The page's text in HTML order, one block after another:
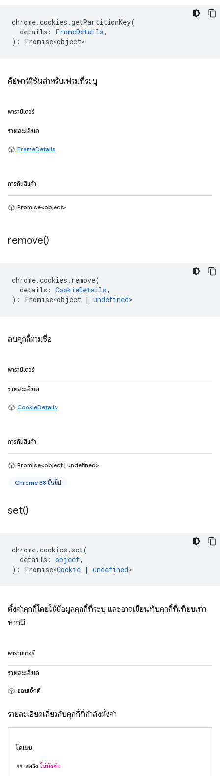
chrome.cookies .getPartitionKey(
details : FrameDetails,
) : Promise<object>
คีย์พาร์ติชันสำหรับเฟรมที่ระบุ
พารามิเตอร์
รายละเอียด
FrameDetails
การคืนสินค้า
Promise<object>
remove()
chrome.cookies . remove(
details : CookieDetails,
) : Promise<object | undefined>
ลบคุกกี้ตามชื่อ
พารามิเตอร์
รายละเอียด
CookieDetails
การคืนสินค้า
Promise<object | undefined>
Chrome 88 ขึ้นไป
set()
chrome.cookies . set(
details : object,
) : Promise<Cookie | undefined>
ตั้งค่าคุกกี้โดยใช้ข้อมูลคุกกี้ที่ระบุ และอาจเขียนทับคุกกี้ที่เทียบเท่า
หากมี
พารามิเตอร์
รายละเอียด
ออบเจ็กต์
รายละเอียดเกี่ยวกับคุกกี้ที่กำลังตั้งค่า
โดเมน
สตริง ไม่บังคับ